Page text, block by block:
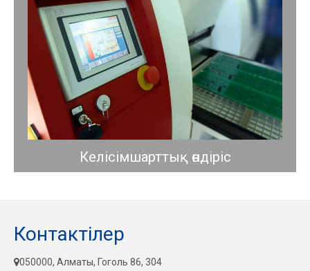
Келісімшарттық өндіріс
Контактілер
050000, Алматы, Гоголь 86, 304